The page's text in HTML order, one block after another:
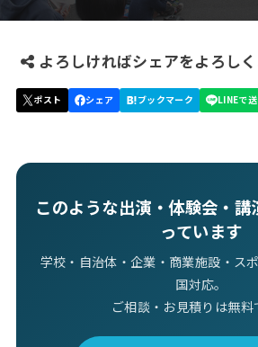
よろしければシェアをよろし
このような出演・体験会・講
っています
学校・自治体・企業・商業施設・ス
国対応。
ご相談・お見積りは無料